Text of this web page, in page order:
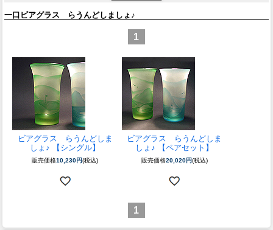
一口ビアグラス らうんどしましょ♪
1
ビアグラス らうんどしま
しょ♪ 【シングル】
販売価格10,230円(税込)
ビアグラス らうんどしま
しょ♪ 【ペアセット】
販売価格20,020円(税込)
1